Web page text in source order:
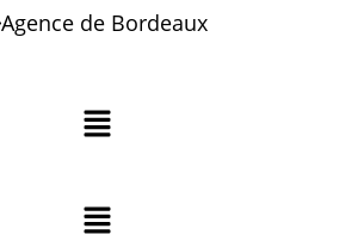
Agence de Bordeaux